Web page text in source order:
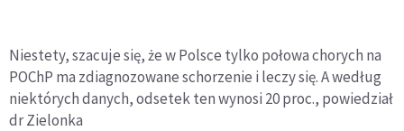
Niestety, szacuje się, że w Polsce tylko połowa chorych na
POChP ma zdiagnozowane schorzenie i leczy się. A według
niektórych danych, odsetek ten wynosi 20 proc., powiedział
dr Zielonka